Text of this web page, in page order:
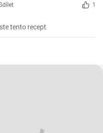
1
tento recept